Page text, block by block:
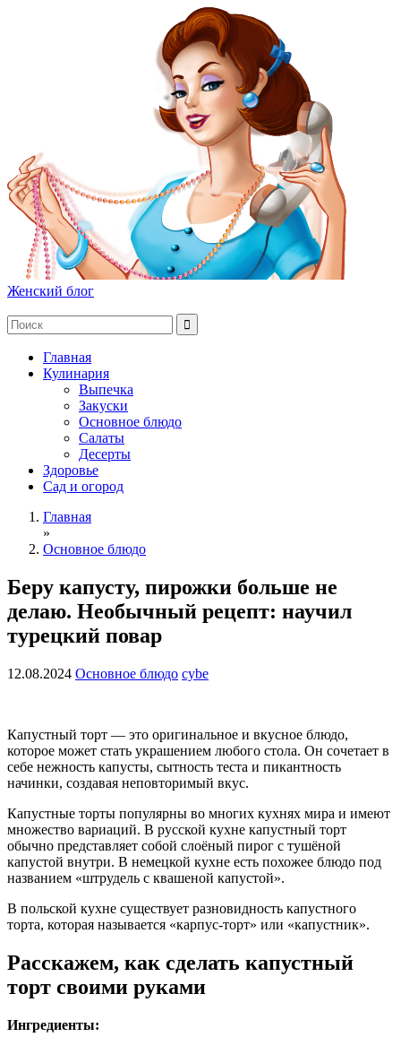
Женский блог
Главная
Кулинария
Выпечка
Закуски
Основное блюдо
Салаты
Десерты
Здоровье
Сад и огород
Главная
»
Основное блюдо
Беру капусту, пирожки больше не
делаю. Необычный рецепт: научил
турецкий повар
12.08.2024 Основное блюдо cybe
Капустный торт — это оригинальное и вкусное блюдо,
которое может стать украшением любого стола. Он сочетает в
себе нежность капусты, сытность теста и пикантность
начинки, создавая неповторимый вкус.
Капустные торты популярны во многих кухнях мира и имеют
множество вариаций. В русской кухне капустный торт
обычно представляет собой слоёный пирог с тушёной
капустой внутри. В немецкой кухне есть похожее блюдо под
названием «штрудель с квашеной капустой».
В польской кухне существует разновидность капустного
торта, которая называется «карпус-торт» или «капустник».
Расскажем, как сделать капустный
торт своими руками
Ингредиенты: